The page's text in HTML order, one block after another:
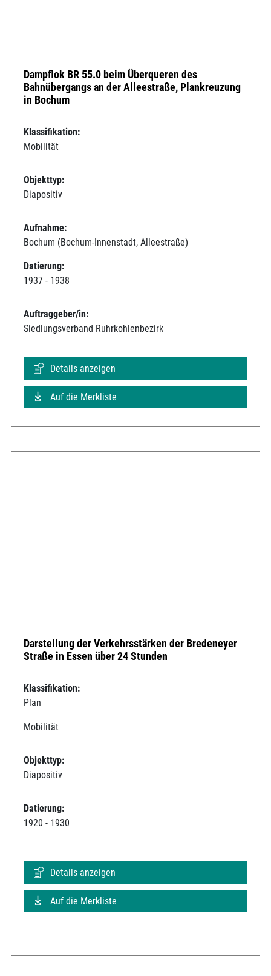
Dampflok BR 55.0 beim Überqueren des
Bahnübergangs an der Alleestraße, Plankreuzung
in Bochum
Klassifikation:
Mobilität
Objekttyp:
Diapositiv
Aufnahme:
Bochum (Bochum-Innenstadt, Alleestraße)
Datierung:
1937 - 1938
Auftraggeber/in:
Siedlungsverband Ruhrkohlenbezirk
Details anzeigen
Auf die Merkliste
Darstellung der Verkehrsstärken der Bredeneyer
Straße in Essen über 24 Stunden
Klassifikation:
Plan
Mobilität
Objekttyp:
Diapositiv
Datierung:
1920 - 1930
Details anzeigen
Auf die Merkliste